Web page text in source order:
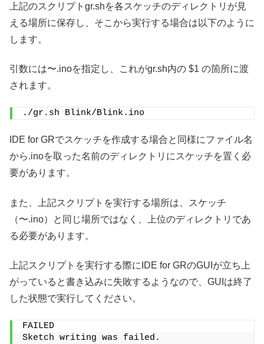
上記のスクリプトgr.shを各スケッチのディレクトリが見
える場所に保存し、そこから実行する場合は以下のように
します。
引数には〜.inoを指定し、これがgr.sh内の $1 の箇所に渡
されます。
./gr.sh Blink/Blink.ino
IDE for GRでスケッチを作成する場合と同様にファイル名
から.inoを取った名前のディレクトリにスケッチを置く必
要があります。
また、上記スクリプトを実行する場所は、スケッチ
（〜.ino）と同じ場所ではなく、上位のディレクトリであ
る必要があります。
上記スクリプトを実行する際にIDE for GRのGUIが立ち上
がっていると書き込みに失敗するようなので、GUIは終了
した状態で実行してください。
FAILED
Sketch writing was failed.